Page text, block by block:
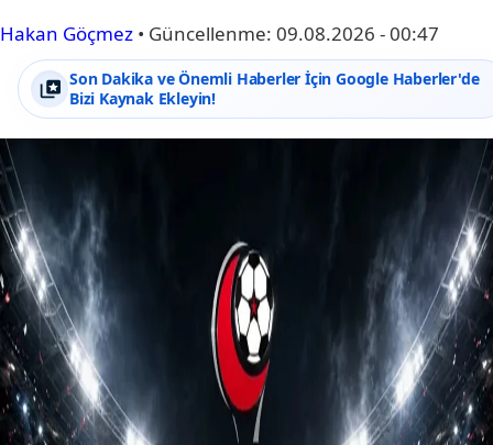
Hakan Göçmez • Güncellenme: 09.08.2026 - 00:47
Son Dakika ve Önemli Haberler İçin Google Haberler'de
Bizi Kaynak Ekleyin!